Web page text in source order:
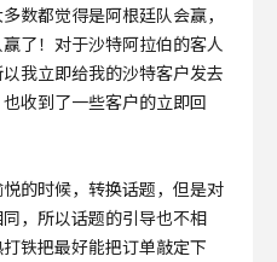
数都觉得是阿根廷队会赢，
了！对于沙特阿拉伯的客人
我立即给我的沙特客户发去
收到了一些客户的立即回
的时候，转换话题，但是对
，所以话题的引导也不相
铁把最好能把订单敲定下